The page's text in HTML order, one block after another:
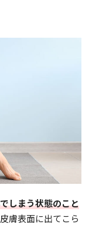
しまう状態のこと
膚表面に出てこら